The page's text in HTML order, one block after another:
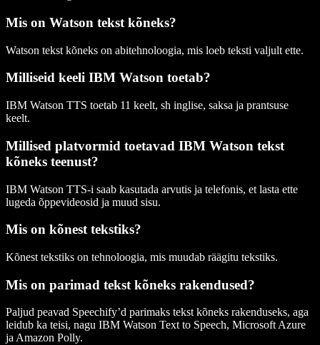
Mis on Watson tekst kõneks?
Watson tekst kõneks on abitehnoloogia, mis loeb teksti valjult ette.
Milliseid keeli IBM Watson toetab?
IBM Watson TTS toetab 11 keelt, sh inglise, saksa ja prantsuse
keelt.
Millised platvormid toetavad IBM Watson tekst
kõneks teenust?
IBM Watson TTS-i saab kasutada arvutis ja telefonis, et lasta ette
lugeda õppevideosid ja muud sisu.
Mis on kõnest tekstiks?
Kõnest tekstiks on tehnoloogia, mis muudab räägitu tekstiks.
Mis on parimad tekst kõneks rakendused?
Paljud peavad Speechify’d parimaks tekst kõneks rakenduseks, aga
leidub ka teisi, nagu IBM Watson Text to Speech, Microsoft Azure
ja Amazon Polly.